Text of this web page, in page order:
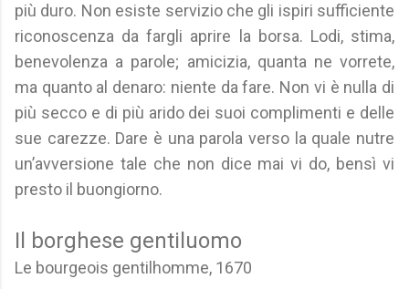
più duro. Non esiste servizio che gli ispiri sufficiente
riconoscenza da fargli aprire la borsa. Lodi, stima,
benevolenza a parole; amicizia, quanta ne vorrete,
ma quanto al denaro: niente da fare. Non vi è nulla di
più secco e di più arido dei suoi complimenti e delle
sue carezze. Dare è una parola verso la quale nutre
un’avversione tale che non dice mai vi do, bensì vi
presto il buongiorno.
Il borghese gentiluomo
Le bourgeois gentilhomme, 1670